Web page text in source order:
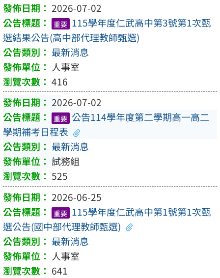
2026-07-02
重要 115學年度仁武高中第3號第1次甄
選結果公告(高中部代理教師甄選)
最新消息
人事室
416
2026-07-02
重要 公告114學年度第二學期高一高二
學期補考日程表
最新消息
試務組
525
2026-06-25
重要 115學年度仁武高中第1號第1次甄
選公告(國中部代理教師甄選)
最新消息
人事室
641